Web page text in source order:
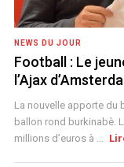
NEWS DU JOUR
Football : Le
l’Ajax
La nouvelle apporte du
ballon rond burkinabè.
millions d’euros à ...